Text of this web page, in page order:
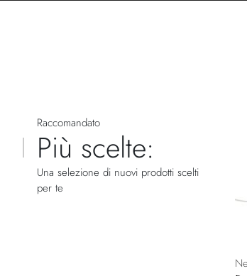
Raccomandato
Più scelte:
Una selezione di nuovi prodotti scelti
per te